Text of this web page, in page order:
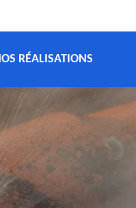
RÉALISATIONS